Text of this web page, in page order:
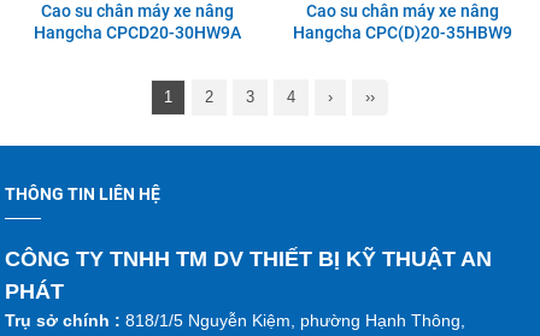
Cao su chân máy xe nâng
Hangcha CPCD20-30HW9A
Cao su chân máy xe nâng
Hangcha CPC(D)20-35HBW9
1 2 3 4 › ››
THÔNG TIN LIÊN HỆ
CÔNG TY TNHH TM DV THIẾT BỊ KỸ THUẬT AN
PHÁT
Trụ sở chính : 818/1/5 Nguyễn Kiệm, phường Hạnh Thông,